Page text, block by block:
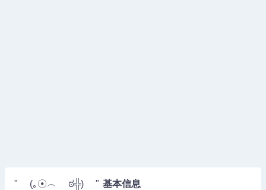
" (｡☉︵ ಠ╬) " 基本信息